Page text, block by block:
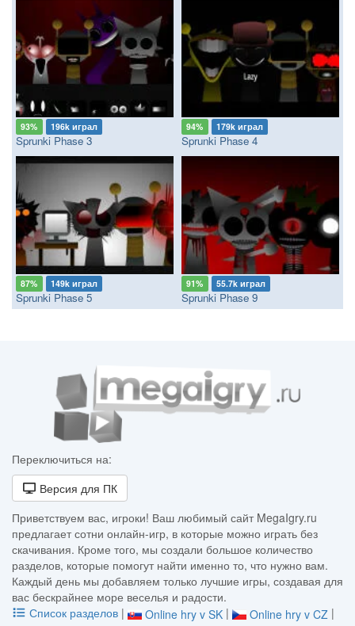
93% 196k играл
Sprunki Phase 3
94% 179k играл
Sprunki Phase 4
87% 149k играл
Sprunki Phase 5
91% 55.7k играл
Sprunki Phase 9
Переключиться на:
Версия для ПК
Приветствуем вас, игроки! Ваш любимый сайт MegaIgry.ru
предлагает сотни онлайн-игр, в которые можно играть без
скачивания. Кроме того, мы создали большое количество
разделов, которые помогут найти именно то, что нужно вам.
Каждый день мы добавляем только лучшие игры, создавая для
вас бескрайнее море веселья и радости.
Список разделов | Online hry v SK | Online hry v CZ |